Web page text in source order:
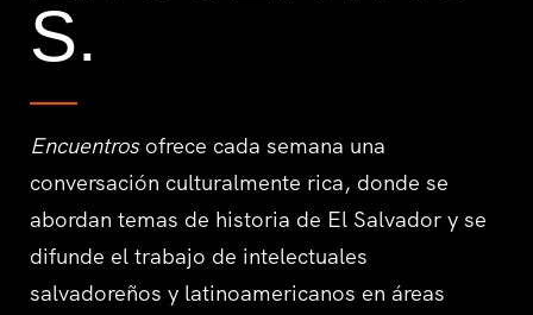
S.
Encuentrosofrece cada semana una
conversación culturalmente rica, donde se
abordan temas de historia de El Salvador y se
difunde el trabajo de intelectuales
salvadoreños y latinoamericanos en áreas